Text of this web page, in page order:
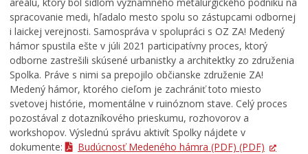
spracovanie medi, hľadalo mesto spolu so zástupcami odbornej
i laickej verejnosti. Samospráva v spolupráci s OZ ZA! Medený
hámor spustila ešte v júli 2021 participatívny proces, ktorý
odborne zastrešili skúsené urbanistky a architektky zo združenia
Spolka. Práve s nimi sa prepojilo občianske združenie ZA!
Medený hámor, ktorého cieľom je zachrániť toto miesto
svetovej histórie, momentálne v ruinóznom stave. Celý proces
pozostával z dotazníkového prieskumu, rozhovorov a
workshopov. Výslednú správu aktivít Spolky nájdete v
dokumente:
Budúcnosť Medeného hámra (PDF) (PDF)